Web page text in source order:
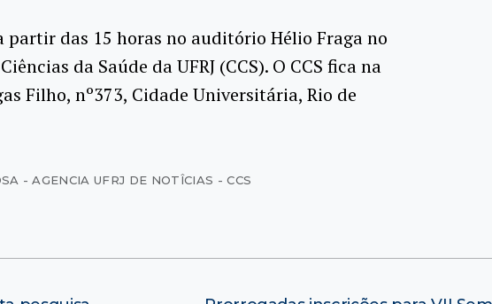
partir das 15 horas no auditório Hélio Fraga no
da Saúde da UFRJ (CCS). O CCS fica na
Filho, nº373, Cidade Universitária, Rio de
- AGENCIA UFRJ DE NOTÎCIAS - CCS